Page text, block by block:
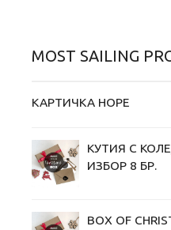
MOST SAILING
КАРТИЧКА HOPE
КУТИЯ С
ИЗБОР 8 БР.
BOX OF